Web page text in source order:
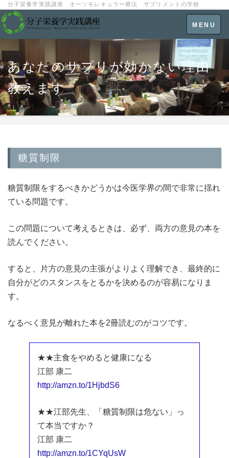
分子栄養学実践講座 オーソモレキュラー療法 サプリメントの学校
Toggle
MENU
あなたのサプリが効かない理由
教えます
糖質制限
糖質制限をするべきかどうかは今医学界の間で非常に揺れ
ている問題です。
この問題について考えるときは、必ず、両方の意見の本を
読んでください。
すると、片方の意見の主張がよりよく理解でき、最終的に
自分がどのスタンスをとるかを決めるのが容易になりま
す。
なるべく意見が離れた本を2冊読むのがコツです。
★★主食をやめると健康になる
江部 康二
http://amzn.to/1HjbdS6
★★江部先生、「糖質制限は危ない」っ
て本当ですか？
江部 康二
http://amzn.to/1CYqUsW